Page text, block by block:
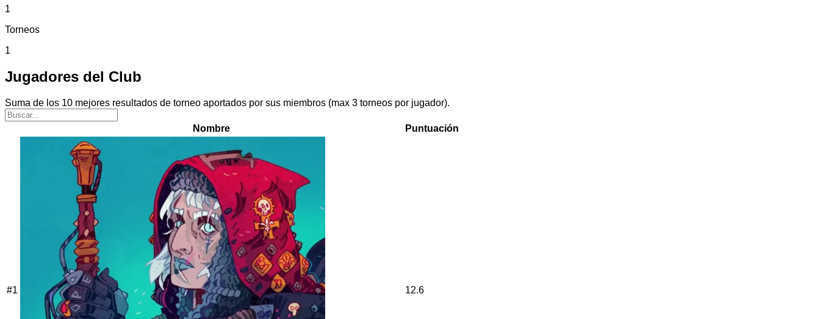
1
Torneos
1
Jugadores del Club
Suma de los 10 mejores resultados de torneo aportados por sus miembros (max 3 torneos por jugador).
Nombre Puntuación
#1 12.6